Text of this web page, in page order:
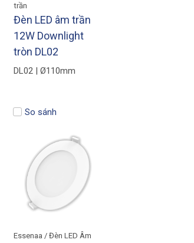
trần
Đèn LED âm trần
12W Downlight
tròn DL02
DL02 | Ø110mm
Essenaa / Đèn LED Âm
So sánh